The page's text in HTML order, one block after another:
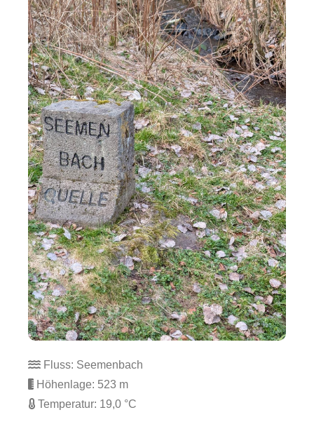
Fluss: Seemenbach
Höhenlage: 523 m
Temperatur: 19,0 °C